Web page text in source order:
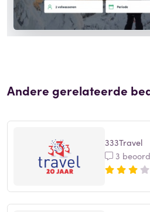
Andere gerelateerde
333Travel
3